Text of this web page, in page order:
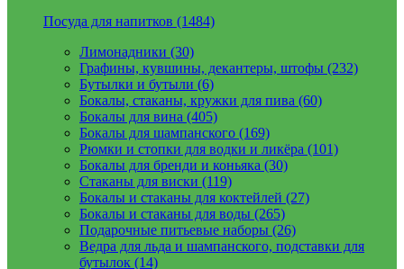
Посуда для напитков (1484)
Лимонадники (30)
Графины, кувшины, декантеры, штофы (232)
Бутылки и бутыли (6)
Бокалы, стаканы, кружки для пива (60)
Бокалы для вина (405)
Бокалы для шампанского (169)
Рюмки и стопки для водки и ликёра (101)
Бокалы для бренди и коньяка (30)
Стаканы для виски (119)
Бокалы и стаканы для коктейлей (27)
Бокалы и стаканы для воды (265)
Подарочные питьевые наборы (26)
Ведра для льда и шампанского, подставки для
бутылок (14)